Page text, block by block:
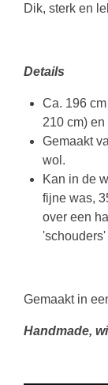
Dik, sterk en
Details
Ca. 196
210 cm)
Gemaakt
wol.
Kan in de
fijne was,
over een
Gemaakt in
Handmade,